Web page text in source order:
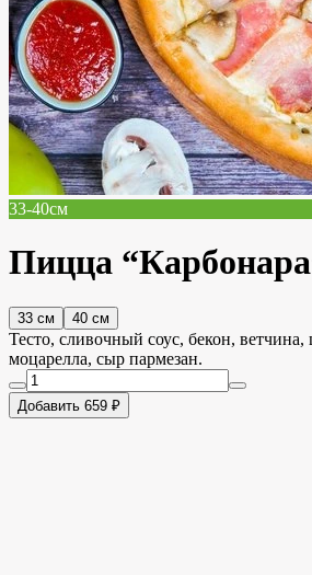
33-40см
Пицца
33 см 40 см
Тесто, сливочный соус, бекон,
моцарелла, сыр пармезан.
Добавить 659 ₽